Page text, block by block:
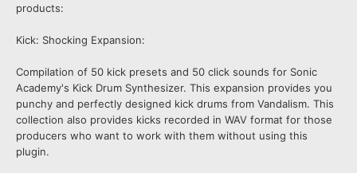
products:
Kick: Shocking Expansion:
Compilation of 50 kick presets and 50 click sounds for Sonic
Academy's Kick Drum Synthesizer. This expansion provides you
punchy and perfectly designed kick drums from Vandalism. This
collection also provides kicks recorded in WAV format for those
producers who want to work with them without using this
plugin.